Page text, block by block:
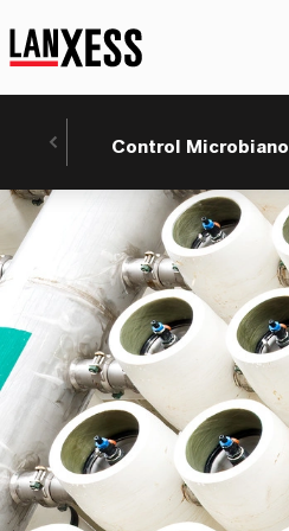
Control Microbiano